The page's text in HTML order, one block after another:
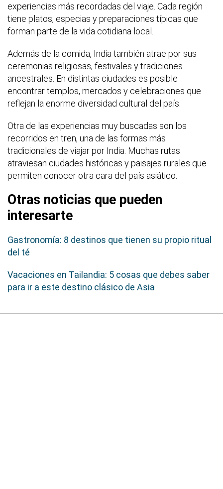
experiencias más recordadas del viaje. Cada región
tiene platos, especias y preparaciones típicas que
forman parte de la vida cotidiana local.
Además de la comida, India también atrae por sus
ceremonias religiosas, festivales y tradiciones
ancestrales. En distintas ciudades es posible
encontrar templos, mercados y celebraciones que
reflejan la enorme diversidad cultural del país.
Otra de las experiencias muy buscadas son los
recorridos en tren, una de las formas más
tradicionales de viajar por India. Muchas rutas
atraviesan ciudades históricas y paisajes rurales que
permiten conocer otra cara del país asiático.
Otras noticias que pueden
interesarte
Gastronomía: 8 destinos que tienen su propio ritual
del té
Vacaciones en Tailandia: 5 cosas que debes saber
para ir a este destino clásico de Asia